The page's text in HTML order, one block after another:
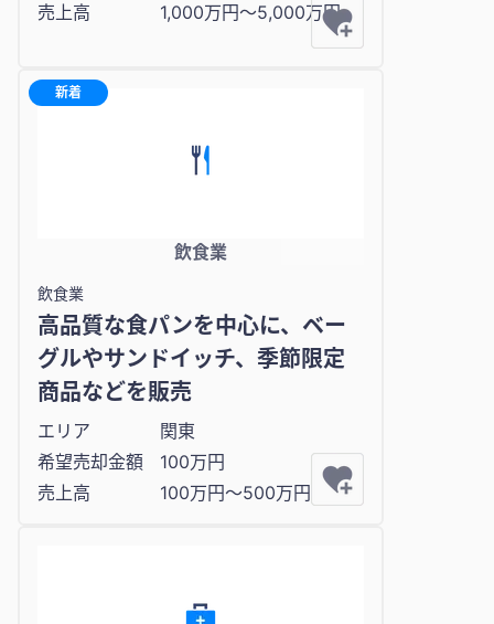
売上高
1,000万円〜5,000万円
新着
飲食業
飲食業
高品質な食パンを中心に、ベー
グルやサンドイッチ、季節限定
商品などを販売
エリア
関東
希望売却金額
100万円
売上高
100万円〜500万円